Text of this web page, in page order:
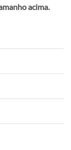
acima.